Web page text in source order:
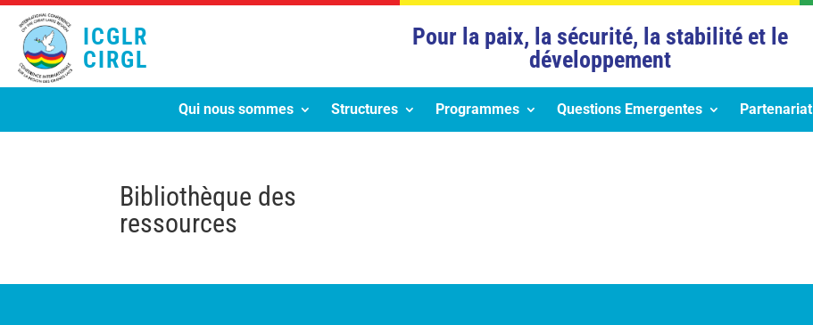
ICGLR
CIRGL
Pour la paix, la sécurité, la stabilité et le
développement
Qui nous sommes Structures Programmes Questions Emergentes Partenariat
Bibliothèque des
ressources